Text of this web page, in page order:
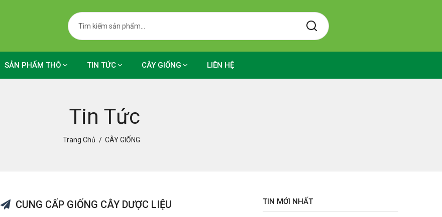
SẢN PHẨM THÔ TIN TỨC CÂY GIỐNG LIÊN HỆ
Tin Tức
Trang Chủ CÂY GIỐNG
CUNG CẤP GIỐNG CÂY DƯỢC LIỆU TIN MỚI NHẤT